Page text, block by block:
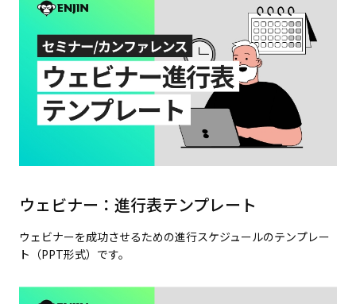
ウェビナー：進行表テンプレート
ウェビナーを成功させるための進行スケジュールのテンプレー
ト（PPT形式）です。